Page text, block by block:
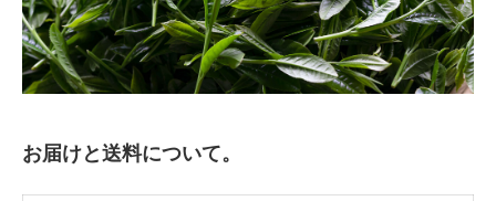
お届けと送料について。